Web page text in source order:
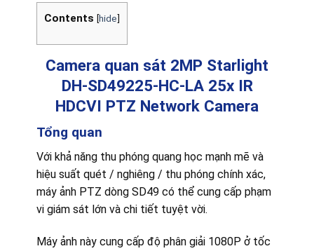
Contents [hide]
Camera quan sát 2MP Starlight
DH-SD49225-HC-LA25x IR
HDCVI PTZ Network Camera
Tổng quan
Với khả năng thu phóng quang học mạnh mẽ và
hiệu suất quét / nghiêng / thu phóng chính xác,
máy ảnh PTZ dòng SD49 có thể cung cấp phạm
vi giám sát lớn và chi tiết tuyệt vời.
Máy ảnh này cung cấp độ phân giải 1080P ở tốc